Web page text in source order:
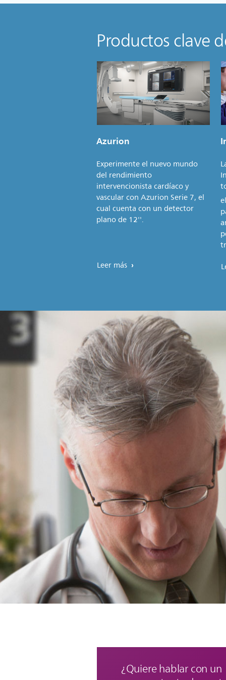
Productos clave
Azurion
Experimente el nuevo mundo
del rendimiento
intervencionista cardíaco y
vascular con Azurion Serie 7, el
cual cuenta con un detector
plano de 12''.
Leer más
¿Quiere hablar con un